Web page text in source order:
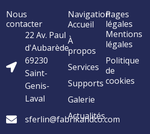
Navigation
Accueil
À
propos
Services
Supports
Galerie
Actualités
Pages
légales
Mentions
légales
Politique
de
cookies
Nous
contacter
22 Av. Paul
d'Aubarède
69230
Saint-
Genis-
Laval
sferlin@fabrikandco.com